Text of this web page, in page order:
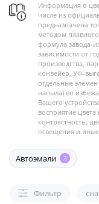
Информация о
числе из
предназначена
методом
формула завода-
зависимости от
производства,
конвейер, УФ-
отдельные
напыла) во
Вашего
восприятие
контрастность,
освещения и
Автоэмали 3
Фильтр